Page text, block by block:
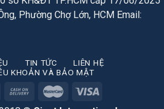
Phường Chợ Lớn, HCM Email:
TIN TỨC
LIÊN HỆ
KHOẢN VÀ BẢO MẬT